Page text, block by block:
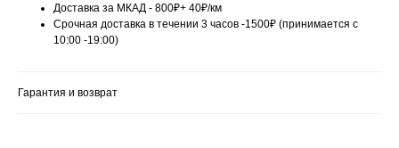
Доставка за МКАД - 800₽+ 40₽/км
Срочная доставка в течении 3 часов -1500₽ (принимается с
10:00 -19:00)
Гарантия и возврат